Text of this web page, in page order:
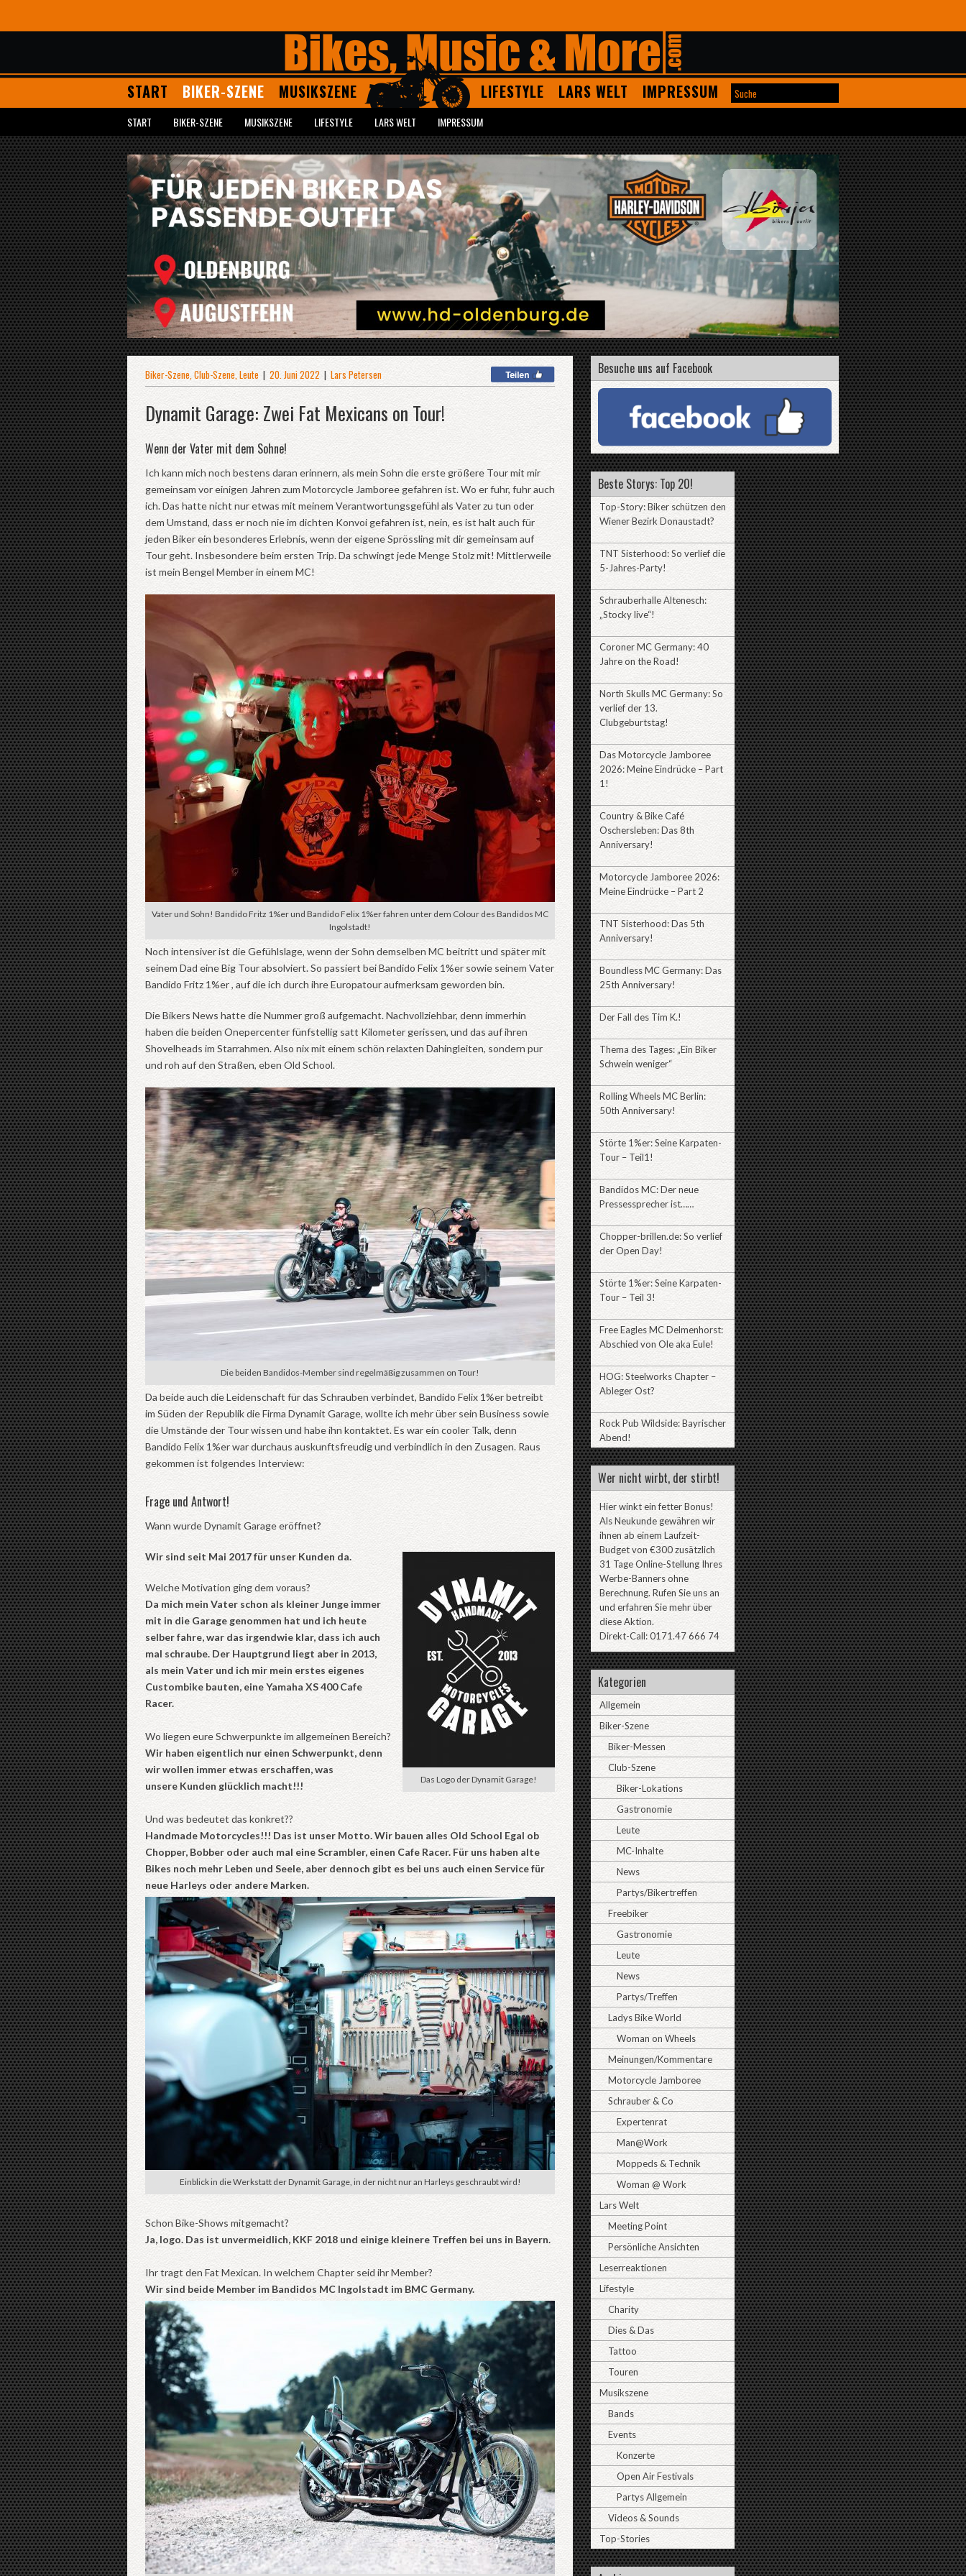
START BIKER-SZENE MUSIKSZENE LIFESTYLE LARS WELT IMPRESSUM
START BIKER-SZENE MUSIKSZENE LIFESTYLE LARS WELT IMPRESSUM
Biker-Szene,Club-Szene,Leute | 20. Juni 2022 | Lars Petersen
Dynamit Garage: Zwei Fat Mexicans on Tour!
Wenn der Vater mit dem Sohne!
Ich kann mich noch bestens daran erinnern, als mein Sohn die erste größere Tour mit mir
gemeinsam vor einigen Jahren zum Motorcycle Jamboree gefahren ist. Wo er fuhr, fuhr auch
ich. Das hatte nicht nur etwas mit meinem Verantwortungsgefühl als Vater zu tun oder
dem Umstand, dass er noch nie im dichten Konvoi gefahren ist, nein, es ist halt auch für
jeden Biker ein besonderes Erlebnis, wenn der eigene Sprössling mit dir gemeinsam auf
Tour geht. Insbesondere beim ersten Trip. Da schwingt jede Menge Stolz mit! Mittlerweile
ist mein Bengel Member in einem MC!
Vater und Sohn! Bandido Fritz 1%er und Bandido Felix 1%er fahren unter dem Colour des Bandidos MC
Ingolstadt!
Noch intensiver ist die Gefühlslage, wenn der Sohn demselben MC beitritt und später mit
seinem Dad eine Big Tour absolviert. So passiert bei Bandido Felix 1%er sowie seinem Vater
Bandido Fritz 1%er , auf die ich durch ihre Europatour aufmerksam geworden bin.
Die Bikers News hatte die Nummer groß aufgemacht. Nachvollziehbar, denn immerhin
haben die beiden Onepercenter fünfstellig satt Kilometer gerissen, und das auf ihren
Shovelheads im Starrahmen. Also nix mit einem schön relaxten Dahingleiten, sondern pur
und roh auf den Straßen, eben Old School.
Die beiden Bandidos-Member sind regelmäßig zusammen on Tour!
Da beide auch die Leidenschaft für das Schrauben verbindet, Bandido Felix 1%er betreibt
im Süden der Republik die Firma Dynamit Garage, wollte ich mehr über sein Business sowie
die Umstände der Tour wissen und habe ihn kontaktet. Es war ein cooler Talk, denn
Bandido Felix 1%er war durchaus auskunftsfreudig und verbindlich in den Zusagen. Raus
gekommen ist folgendes Interview:
Frage und Antwort!
Wann wurde Dynamit Garage eröffnet?
Das Logo der Dynamit Garage!
Wir sind seit Mai 2017 für unser Kunden da.
Welche Motivation ging dem voraus?
Da mich mein Vater schon als kleiner Junge immer
mit in die Garage genommen hat und ich heute
selber fahre, war das irgendwie klar, dass ich auch
mal schraube. Der Hauptgrund liegt aber in 2013,
als mein Vater und ich mir mein erstes eigenes
Custombike bauten, eine Yamaha XS 400 Cafe
Racer.
Wo liegen eure Schwerpunkte im allgemeinen Bereich?
Wir haben eigentlich nur einen Schwerpunkt, denn
wir wollen immer etwas erschaffen, was
unsere Kunden glücklich macht!!!
Und was bedeutet das konkret??
Handmade Motorcycles!!! Das ist unser Motto. Wir bauen alles Old School Egal ob
Chopper, Bobber oder auch mal eine Scrambler, einen Cafe Racer. Für uns haben alte
Bikes noch mehr Leben und Seele, aber dennoch gibt es bei uns auch einen Service für
neue Harleys oder andere Marken.
Einblick in die Werkstatt der Dynamit Garage, in der nicht nur an Harleys geschraubt wird!
Schon Bike-Shows mitgemacht?
Ja, logo. Das ist unvermeidlich, KKF 2018 und einige kleinere Treffen bei uns in Bayern.
Ihr tragt den Fat Mexican. In welchem Chapter seid ihr Member?
Wir sind beide Member im Bandidos MC Ingolstadt im BMC Germany.
Besuche uns auf Facebook
Beste Storys: Top 20!
Top-Story: Biker schützen den
Wiener Bezirk Donaustadt?
TNT Sisterhood: So verlief die
5-Jahres-Party!
Schrauberhalle Altenesch:
„Stocky live“!
Coroner MC Germany: 40
Jahre on the Road!
North Skulls MC Germany: So
verlief der 13.
Clubgeburtstag!
Das Motorcycle Jamboree
2026: Meine Eindrücke – Part
1!
Country & Bike Café
Oschersleben: Das 8th
Anniversary!
Motorcycle Jamboree 2026:
Meine Eindrücke – Part 2
TNT Sisterhood: Das 5th
Anniversary!
Boundless MC Germany: Das
25th Anniversary!
Der Fall des Tim K.!
Thema des Tages: „Ein Biker
Schwein weniger“
Rolling Wheels MC Berlin:
50th Anniversary!
Störte 1%er: Seine Karpaten-
Tour – Teil1!
Bandidos MC: Der neue
Pressessprecher ist……
Chopper-brillen.de: So verlief
der Open Day!
Störte 1%er: Seine Karpaten-
Tour – Teil 3!
Free Eagles MC Delmenhorst:
Abschied von Ole aka Eule!
HOG: Steelworks Chapter –
Ableger Ost?
Rock Pub Wildside: Bayrischer
Abend!
Wer nicht wirbt, der stirbt!
Hier winkt ein fetter Bonus!
Als Neukunde gewähren wir
ihnen ab einem Laufzeit-
Budget von €300 zusätzlich
31 Tage Online-Stellung Ihres
Werbe-Banners ohne
Berechnung. Rufen Sie uns an
und erfahren Sie mehr über
diese Aktion.
Direkt-Call: 0171.47 666 74
Kategorien
Allgemein
Biker-Szene
Biker-Messen
Club-Szene
Biker-Lokations
Gastronomie
Leute
MC-Inhalte
News
Partys/Bikertreffen
Freebiker
Gastronomie
Leute
News
Partys/Treffen
Ladys Bike World
Woman on Wheels
Meinungen/Kommentare
Motorcycle Jamboree
Schrauber & Co
Expertenrat
Man@Work
Moppeds & Technik
Woman @ Work
Lars Welt
Meeting Point
Persönliche Ansichten
Leserreaktionen
Lifestyle
Charity
Dies & Das
Tattoo
Touren
Musikszene
Bands
Events
Konzerte
Open Air Festivals
Partys Allgemein
Videos & Sounds
Top-Stories